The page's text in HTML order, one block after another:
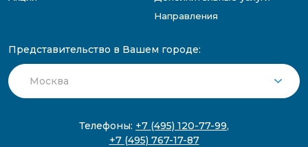
Направления
Представительство в Вашем городе:
Телефоны: +7 (495) 120-77-99,
+7 (495) 767-17-87